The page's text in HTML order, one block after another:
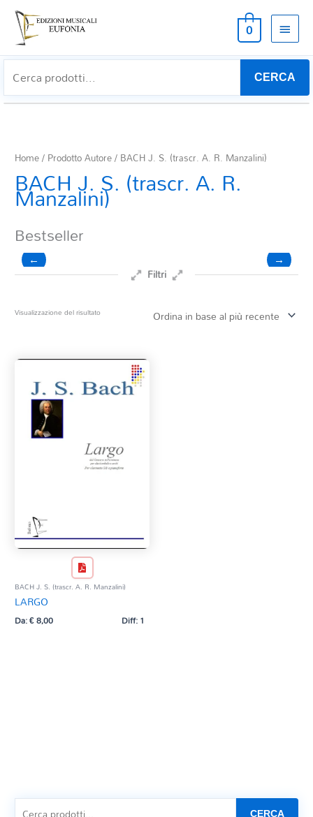
0
CERCA
Home/ Prodotto Autore / BACH J. S. (trascr. A. R. Manzalini)
BACH J. S. (trascr. A. R.
Manzalini)
Bestseller
← →
Filtri
Composizioni originali
Natale
QR base
QR esecuzione
Trascrizioni e Arrangiamenti
Visualizzazione del risultato
BACH J. S. (trascr. A. R. Manzalini)
LARGO
Da:€8,00 Diff: 1
CERCA